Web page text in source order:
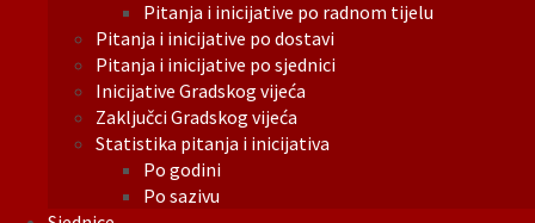
Pitanja i inicijative po radnom tijelu
Pitanja i inicijative po dostavi
Pitanja i inicijative po sjednici
Inicijative Gradskog vijeća
Zaključci Gradskog vijeća
Statistika pitanja i inicijativa
Po godini
Po sazivu